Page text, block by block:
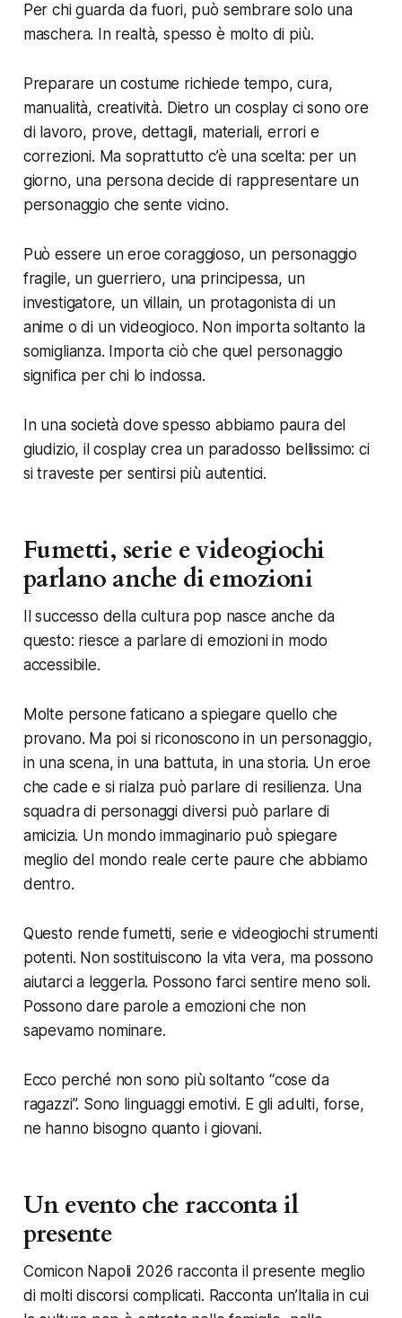
Per chi guarda da fuori, può sembrare solo una
maschera. In realtà, spesso è molto di più.
Preparare un costume richiede tempo, cura,
manualità, creatività. Dietro un cosplay ci sono ore
di lavoro, prove, dettagli, materiali, errori e
correzioni. Ma soprattutto c’è una scelta: per un
giorno, una persona decide di rappresentare un
personaggio che sente vicino.
Può essere un eroe coraggioso, un personaggio
fragile, un guerriero, una principessa, un
investigatore, un villain, un protagonista di un
anime o di un videogioco. Non importa soltanto la
somiglianza. Importa ciò che quel personaggio
significa per chi lo indossa.
In una società dove spesso abbiamo paura del
giudizio, il cosplay crea un paradosso bellissimo: ci
si traveste per sentirsi più autentici.
Fumetti, serie e videogiochi
parlano anche di emozioni
Il successo della cultura pop nasce anche da
questo: riesce a parlare di emozioni in modo
accessibile.
Molte persone faticano a spiegare quello che
provano. Ma poi si riconoscono in un personaggio,
in una scena, in una battuta, in una storia. Un eroe
che cade e si rialza può parlare di resilienza. Una
squadra di personaggi diversi può parlare di
amicizia. Un mondo immaginario può spiegare
meglio del mondo reale certe paure che abbiamo
dentro.
Questo rende fumetti, serie e videogiochi strumenti
potenti. Non sostituiscono la vita vera, ma possono
aiutarci a leggerla. Possono farci sentire meno soli.
Possono dare parole a emozioni che non
sapevamo nominare.
Ecco perché non sono più soltanto “cose da
ragazzi”. Sono linguaggi emotivi. E gli adulti, forse,
ne hanno bisogno quanto i giovani.
Un evento che racconta il
presente
Comicon Napoli 2026 racconta il presente meglio
di molti discorsi complicati. Racconta un’Italia in cui